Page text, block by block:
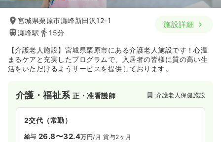
宮城県栗原市瀬峰新田沢12-1
瀬峰駅
15分
施設詳細
【介護老人施設】宮城県栗原市にある介護老人施設です！心温
まるケアと充実したプログラムで、入居者の皆様に質の高い生
活をいただけるようサービスを提供しております。
介護・福祉系正・准看護師 介護老人保健施設
2交代（常勤）
給与 26.8〜32.4万円/月 賞与2ヶ月